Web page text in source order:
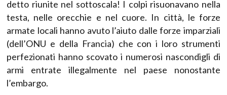
detto riunite nel sottoscala! I colpi risuonavano nella
testa, nelle orecchie e nel cuore. In città, le forze
armate locali hanno avuto l’aiuto dalle forze imparziali
(dell’ONU e della Francia) che con i loro strumenti
perfezionati hanno scovato i numerosi nascondigli di
armi entrate illegalmente nel paese nonostante
l’embargo.